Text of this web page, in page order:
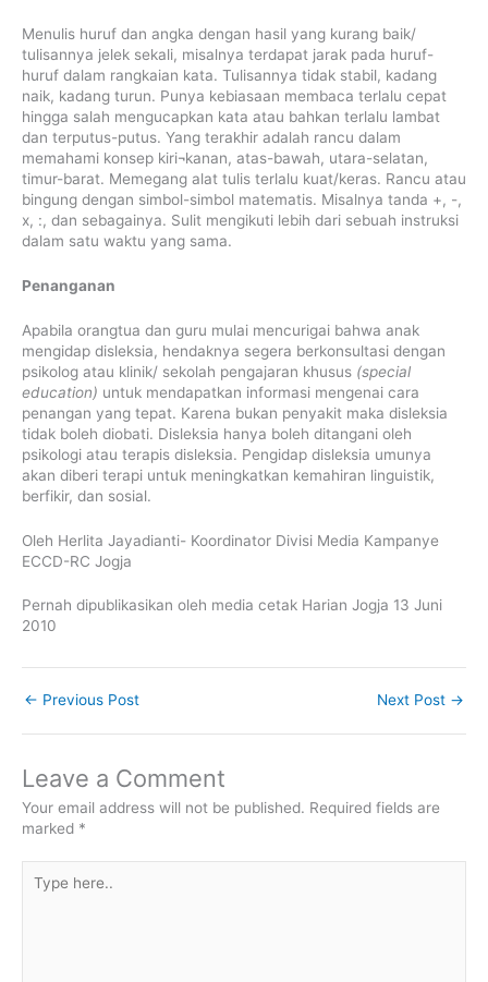
Menulis huruf dan angka dengan hasil yang kurang baik/
tulisannya jelek sekali, misalnya terdapat jarak pada huruf-
huruf dalam rangkaian kata. Tulisannya tidak stabil, kadang
naik, kadang turun. Punya kebiasaan membaca terlalu cepat
hingga salah mengucapkan kata atau bahkan terlalu lambat
dan terputus-putus. Yang terakhir adalah rancu dalam
memahami konsep kiri¬kanan, atas-bawah, utara-selatan,
timur-barat. Memegang alat tulis terlalu kuat/keras. Rancu atau
bingung dengan simbol-simbol matematis. Misalnya tanda +, -,
x, :, dan sebagainya. Sulit mengikuti lebih dari sebuah instruksi
dalam satu waktu yang sama.
Penanganan
Apabila orangtua dan guru mulai mencurigai bahwa anak
mengidap disleksia, hendaknya segera berkonsultasi dengan
psikolog atau klinik/ sekolah pengajaran khusus (special
education) untuk mendapatkan informasi mengenai cara
penangan yang tepat. Karena bukan penyakit maka disleksia
tidak boleh diobati. Disleksia hanya boleh ditangani oleh
psikologi atau terapis disleksia. Pengidap disleksia umunya
akan diberi terapi untuk meningkatkan kemahiran linguistik,
berfikir, dan sosial.
Oleh Herlita Jayadianti- Koordinator Divisi Media Kampanye
ECCD-RC Jogja
Pernah dipublikasikan oleh media cetak Harian Jogja 13 Juni
2010
← Previous Post Next Post →
Leave a Comment
Your email address will not be published. Required fields are
marked *
here..